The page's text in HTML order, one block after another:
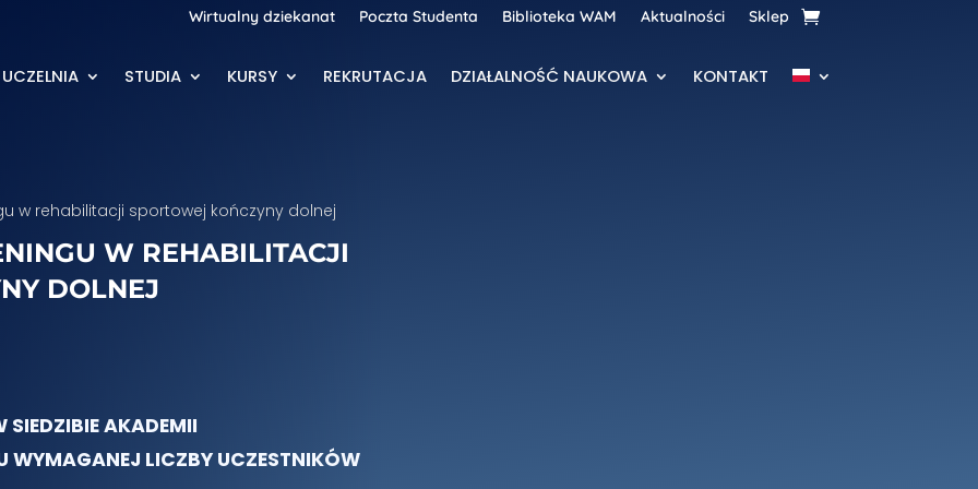
Wirtualny dziekanat Poczta Studenta Biblioteka WAM Aktualności Sklep
UCZELNIA STUDIA KURSY REKRUTACJA DZIAŁALNOŚĆ NAUKOWA KONTAKT
w rehabilitacji sportowej kończyny dolnej
W REHABILITACJI
DOLNEJ
SIEDZIBIE AKADEMII
WYMAGANEJ LICZBY UCZESTNIKÓW